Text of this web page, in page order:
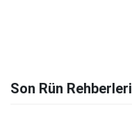
Son Rün Rehberleri